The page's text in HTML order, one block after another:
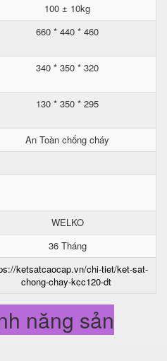
100 ± 10kg
660 * 440 * 460
340 * 350 * 320
130 * 350 * 295
An Toàn chống cháy
WELKO
36 Tháng
ketsatcaocap.vn/chi-tiet/ket-sat-
chong-chay-kcc120-dt
năng sản